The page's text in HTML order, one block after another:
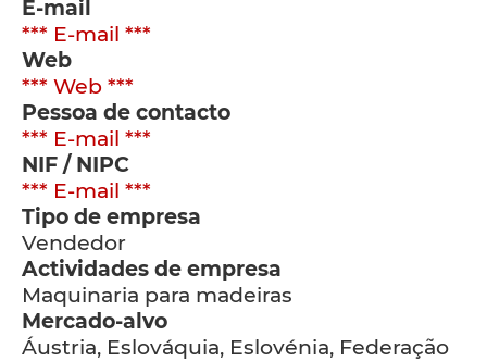
E-mail
*** E-mail ***
Web
*** Web ***
Pessoa de contacto
*** E-mail ***
NIF / NIPC
*** E-mail ***
Tipo de empresa
Vendedor
Actividades de empresa
Maquinaria para madeiras
Mercado-alvo
Áustria, Eslováquia, Eslovénia, Federação